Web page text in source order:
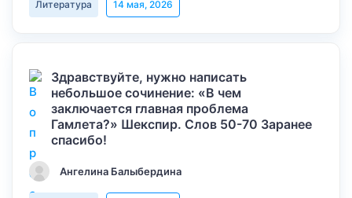
Литература 14 мая, 2026
Здравствуйте, нужно написать
небольшое сочинение: «В чем
заключается главная проблема
Гамлета?» Шекспир. Слов 50-70 Заранее
спасибо!
Ангелина Балыбердина